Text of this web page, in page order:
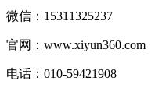
微信：15311325237
官网：www.xiyun360.com
电话：010-59421908